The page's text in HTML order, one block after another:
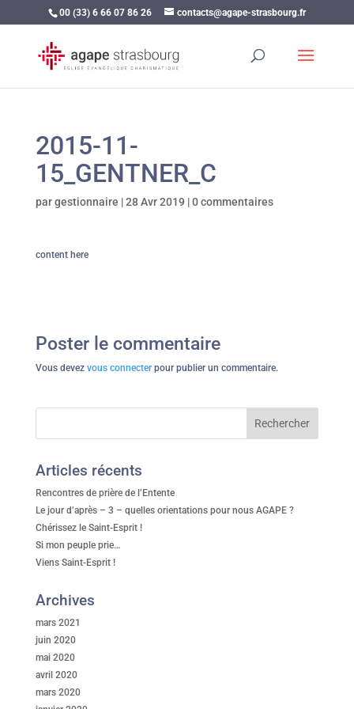
00 (33) 6 66 07 86 26 contacts@agape-strasbourg.fr
2015-11-
15_GENTNER_C
pargestionnaire |28 Avr 2019 |0 commentaires
content here
Poster le commentaire
Vous devez vous connecterpour publier un commentaire.
Articles récents
Rencontres de prière de l’Entente
Le jour d’après – 3 – quelles orientations pour nous AGAPE ?
Chérissez le Saint-Esprit !
Si mon peuple prie…
Viens Saint-Esprit !
Archives
mars 2021
juin 2020
mai 2020
avril 2020
mars 2020